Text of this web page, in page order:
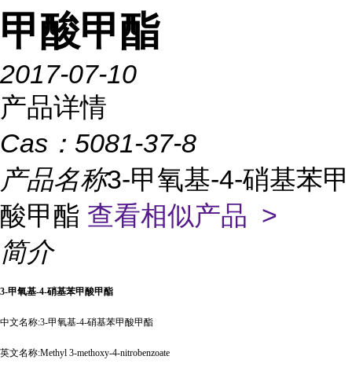
甲酸甲酯
2017-07-10
产品详情
Cas： 5081-37-8
产品名称3-甲氧基-4-硝基苯甲
酸甲酯 查看相似产品 >
简介
3-甲氧基-4-硝基苯甲酸甲酯
中文名称:3-甲氧基-4-硝基苯甲酸甲酯
英文名称:Methyl 3-methoxy-4-nitrobenzoate